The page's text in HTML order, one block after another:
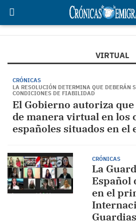
VIRTUAL
CRÓNICAS
LA RESOLUCIÓN DETERMINA QUE DEBERÁN
CONDICIONES DE FIABILIDAD
El Gobierno autoriza que
de manera virtual en los
españoles situados en el
CRÓNICAS
La
Español
en el